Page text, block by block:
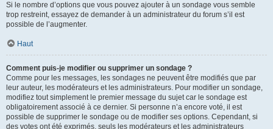
Si le nombre d’options que vous pouvez ajouter à un sondage vous semble
trop restreint, essayez de demander à un administrateur du forum s’il est
possible de l’augmenter.
Haut
Comment puis-je modifier ou supprimer un sondage ?
Comme pour les messages, les sondages ne peuvent être modifiés que par
leur auteur, les modérateurs et les administrateurs. Pour modifier un sondage,
modifiez tout simplement le premier message du sujet car le sondage est
obligatoirement associé à ce dernier. Si personne n’a encore voté, il est
possible de supprimer le sondage ou de modifier ses options. Cependant, si
des votes ont été exprimés, seuls les modérateurs et les administrateurs